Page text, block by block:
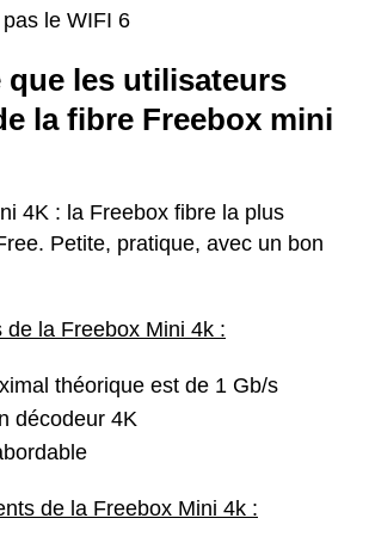
le WIFI 6
que les utilisateurs
la fibre Freebox mini
4K : la Freebox fibre la plus
Petite, pratique, avec un bon
de la Freebox Mini 4k :
théorique est de 1 Gb/s
décodeur 4K
de la Freebox Mini 4k :